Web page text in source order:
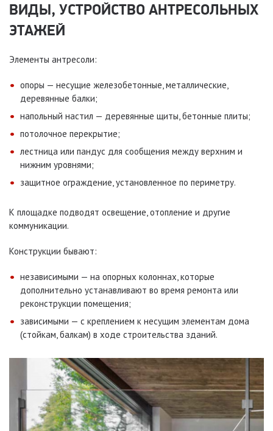
ВИДЫ, УСТРОЙСТВО АНТРЕСОЛЬНЫХ
ЭТАЖЕЙ
Элементы антресоли:
опоры — несущие железобетонные, металлические,
деревянные балки;
напольный настил — деревянные щиты, бетонные плиты;
потолочное перекрытие;
лестница или пандус для сообщения между верхним и
нижним уровнями;
защитное ограждение, установленное по периметру.
К площадке подводят освещение, отопление и другие
коммуникации.
Конструкции бывают:
независимыми — на опорных колоннах, которые
дополнительно устанавливают во время ремонта или
реконструкции помещения;
зависимыми — с креплением к несущим элементам дома
(стойкам, балкам) в ходе строительства зданий.